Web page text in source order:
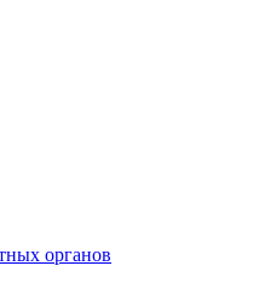
органов